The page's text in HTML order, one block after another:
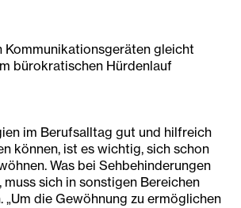
Kommunikationsgeräten gleicht
bürokratischen Hürdenlauf
im Berufsalltag gut und hilfreich
können, ist es wichtig, sich schon
Was bei Sehbehinderungen
sich in sonstigen Bereichen
„Um die Gewöhnung zu ermöglichen